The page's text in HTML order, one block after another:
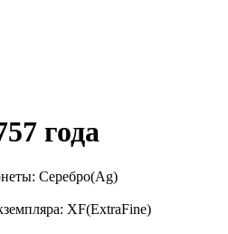
года
Серебро(Ag)
XF(ExtraFine)